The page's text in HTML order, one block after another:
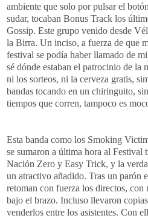
ambiente que solo por pulsar el
sudar, tocaban Bonus Track los
Gossip. Este grupo venido desde
la Birra. Un inciso, a fuerza de que
festival se podía haber llamado de
sé dónde estaban el patrocinio de la
ni los sorteos, ni la cerveza gratis,
bandas tocando en un chiringuito,
tiempos que corren, tampoco es
Esta banda como los Smoking
se sumaron a última hora al Festival
Nación Zero y Easy Trick, y la
un atractivo añadido. Tras un parón
retoman con fuerza los directos, con
bajo el brazo. Incluso llevaron
venderlos entre los asistentes. Con